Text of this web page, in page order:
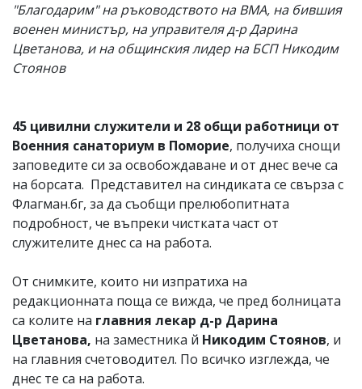
"Благодарим" на ръководството на ВМА, на бившия
военен министър, на управителя д-р Дарина
Цветанова, и на общинския лидер на БСП Никодим
Стоянов
45 цивилни служители и 28 общи работници от
Военния санаториум в Поморие, получиха снощи
заповедите си за освобождаване и от днес вече са
на борсата. Представител на синдиката се свърза с
Флагман.бг, за да съобщи прелюбопитната
подробност, че въпреки чистката част от
служителите днес са на работа.
От снимките, които ни изпратиха на
редакционната поща се вижда, че пред болницата
са колите на главния лекар д-р Дарина
Цветанова, на заместника й Никодим Стоянов, и
на главния счетоводител. По всичко изглежда, че
днес те са на работа.